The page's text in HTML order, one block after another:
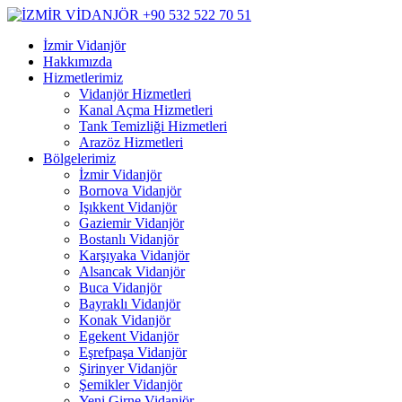
İzmir Vidanjör
Hakkımızda
Hizmetlerimiz
Vidanjör Hizmetleri
Kanal Açma Hizmetleri
Tank Temizliği Hizmetleri
Arazöz Hizmetleri
Bölgelerimiz
İzmir Vidanjör
Bornova Vidanjör
Işıkkent Vidanjör
Gaziemir Vidanjör
Bostanlı Vidanjör
Karşıyaka Vidanjör
Alsancak Vidanjör
Buca Vidanjör
Bayraklı Vidanjör
Konak Vidanjör
Egekent Vidanjör
Eşrefpaşa Vidanjör
Şirinyer Vidanjör
Şemikler Vidanjör